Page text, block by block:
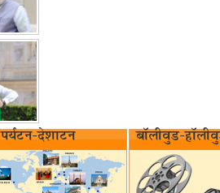
पर्यटन-देशाटन बॉलीवुड-